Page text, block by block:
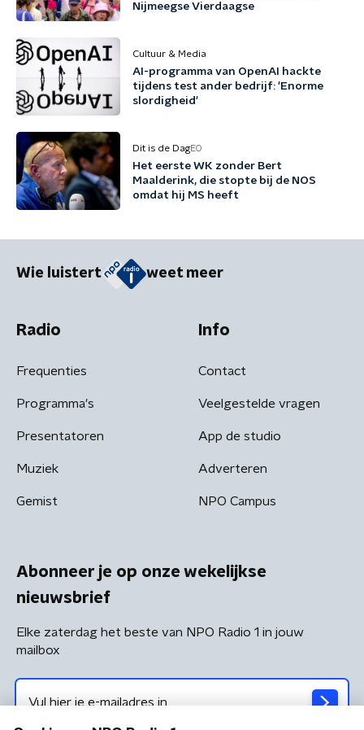
Nijmeegse Vierdaagse
Cultuur & Media
AI-programma van OpenAI hackte
tijdens test ander bedrijf: 'Enorme
slordigheid'
Dit is de DagEO
Het eerste WK zonder Bert
Maalderink, die stopte bij de NOS
omdat hij MS heeft
Wie luistert weet meer
Radio
Frequenties
Programma's
Presentatoren
Muziek
Gemist
Info
Contact
Veelgestelde vragen
App de studio
Adverteren
NPO Campus
Abonneer je op onze wekelijkse
nieuwsbrief
Elke zaterdag het beste van NPO Radio 1 in jouw
mailbox